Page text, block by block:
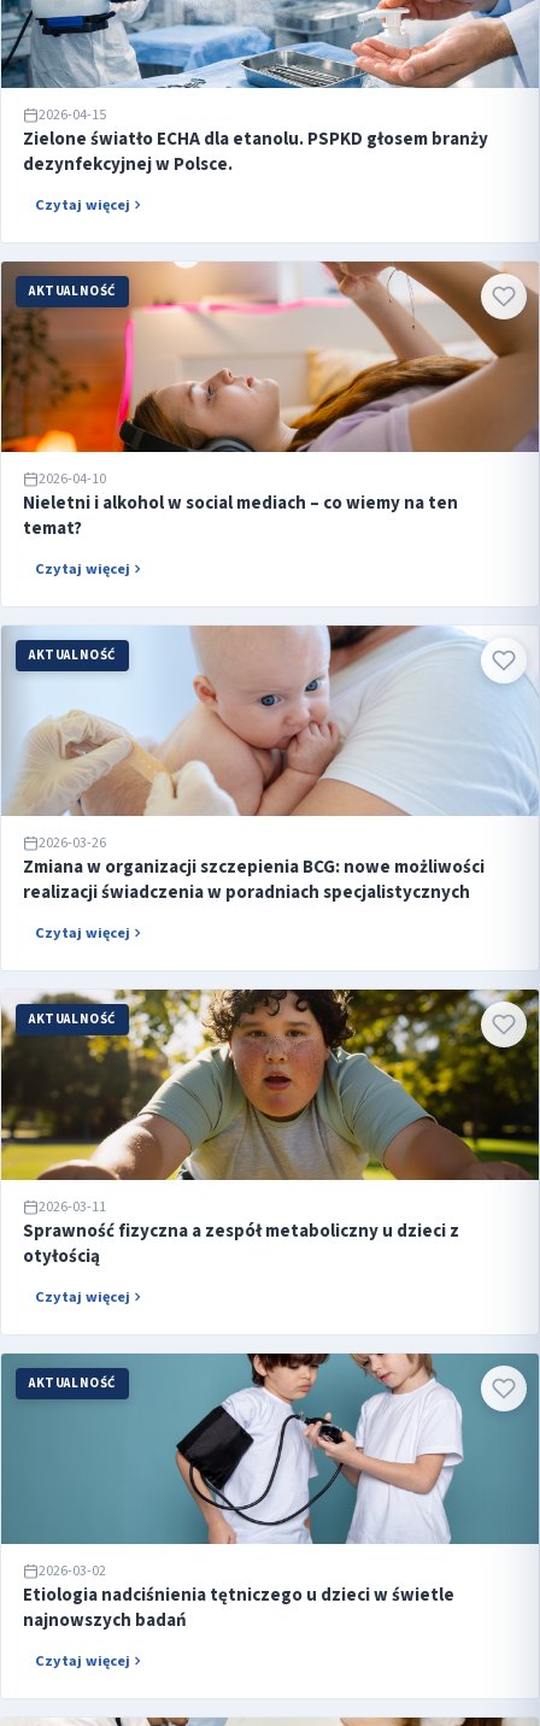
2026-04-15
Zielone światło ECHA dla etanolu. PSPKD głosem branży
dezynfekcyjnej w Polsce.
Czytaj więcej
AKTUALNOŚĆ
2026-04-10
Nieletni i alkohol w social mediach – co wiemy na ten
temat?
Czytaj więcej
AKTUALNOŚĆ
2026-03-26
Zmiana w organizacji szczepienia BCG: nowe możliwości
realizacji świadczenia w poradniach specjalistycznych
Czytaj więcej
AKTUALNOŚĆ
2026-03-11
Sprawność fizyczna a zespół metaboliczny u dzieci z
otyłością
Czytaj więcej
AKTUALNOŚĆ
2026-03-02
Etiologia nadciśnienia tętniczego u dzieci w świetle
najnowszych badań
Czytaj więcej